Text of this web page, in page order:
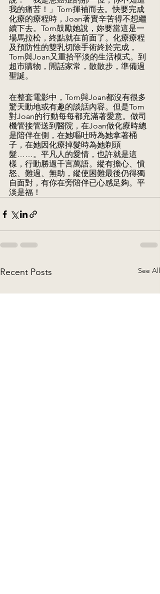
我的痛苦！」Tom揮袖而去。快要完成
化療的療程時，Joan著實辛苦得不想繼
續下去。Tom鼓勵她說，妳要當這是一
場馬拉松，終點就在前面了。化療療程
及預防性的雙乳切除手術終於完成，
Tom與Joan又重拾平淡的生活模式。到
超市購物，閒話家常，散散步，準備過
聖誕。
在整套電影中，Tom與Joan都沒有很多
驚天動地或有趣的談話內容。但是Tom
對Joan的行動每每都充滿著愛意。做司
機管接管送到醫院，在Joan做化療時總
是陪伴在側，在她嘔吐時為她拿著桶
子，在她因化療掉髮時為她剃頭
髮……。平凡人的愛情，也許就是這
樣，行動勝過千言萬語。縱有擔心、憤
怒、難過、無助，縱使困難最後仍得獨
自面對，有你在旁陪伴已心感足夠。平
淡是福！
Recent Posts See All